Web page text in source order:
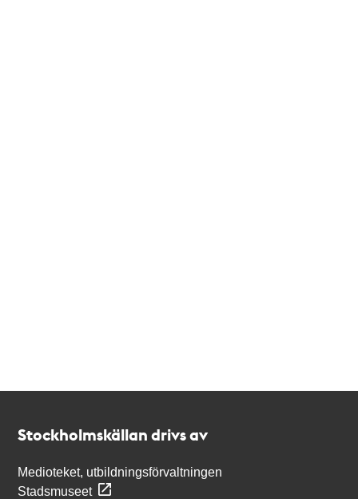
Stockholmskällan drivs av
Medioteket, utbildningsförvaltningen
Stadsmuseet